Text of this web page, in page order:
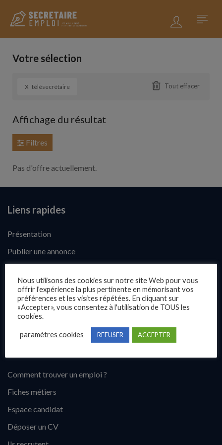
Votre sélection
x télésecrétaire Tout effacer
Affichage du résultat
Filtres
Pas d'offre actuellement.
Liens rapides
Présentation
Publier une annonce
Questions fréquentes
Blog
Contact
Comment trouver un emploi ?
Fiches métiers
Espace candidat
Déposer un CV
Nous utilisons des cookies sur notre site Web pour vous
offrir l'expérience la plus pertinente en mémorisant vos
préférences et les visites répétées. En cliquant sur
«Accepter», vous consentez à l'utilisation de TOUS les
cookies.
paramètres cookies REFUSER ACCEPTER